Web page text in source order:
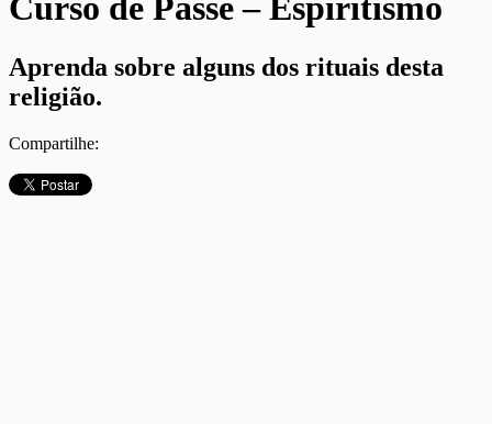
Curso de Passe – Espiritismo
Aprenda sobre alguns dos rituais desta
religião.
Compartilhe: